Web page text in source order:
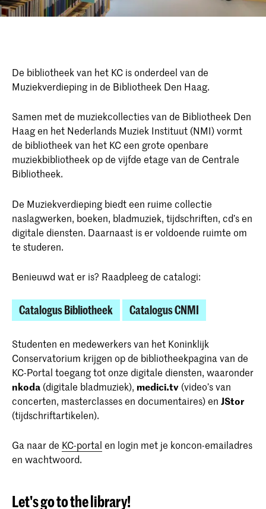
De bibliotheek van het KC is onderdeel van de
Muziekverdieping in de Bibliotheek Den Haag.
Samen met de muziekcollecties van de Bibliotheek Den
Haag en het Nederlands Muziek Instituut (NMI) vormt
de bibliotheek van het KC een grote openbare
muziekbibliotheek op de vijfde etage van de Centrale
Bibliotheek.
De Muziekverdieping biedt een ruime collectie
naslagwerken, boeken, bladmuziek, tijdschriften, cd’s en
digitale diensten. Daarnaast is er voldoende ruimte om
te studeren.
Benieuwd wat er is? Raadpleeg de catalogi:
Catalogus Bibliotheek Catalogus CNMI
Studenten en medewerkers van het Koninklijk
Conservatorium krijgen op de bibliotheekpagina van de
KC-Portal toegang tot onze digitale diensten, waaronder
nkoda (digitale bladmuziek), medici.tv (video’s van
concerten, masterclasses en documentaires) en JStor
(tijdschriftartikelen).
Ga naar de KC-portal en login met je koncon-emailadres
en wachtwoord.
Let's go to the library!